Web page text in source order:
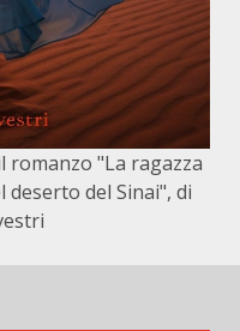
"La ragazza
del Sinai", di